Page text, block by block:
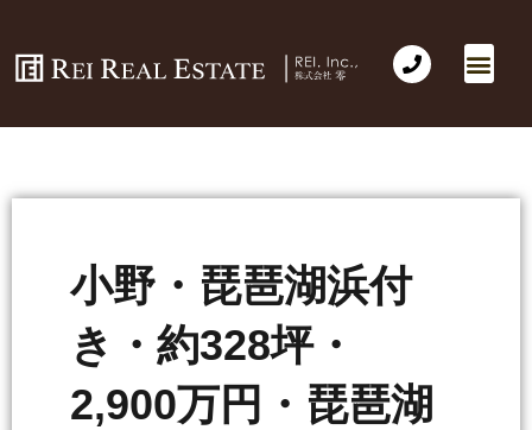
小野・琵琶湖浜付
き・約328坪・
2,900万円・琵琶湖